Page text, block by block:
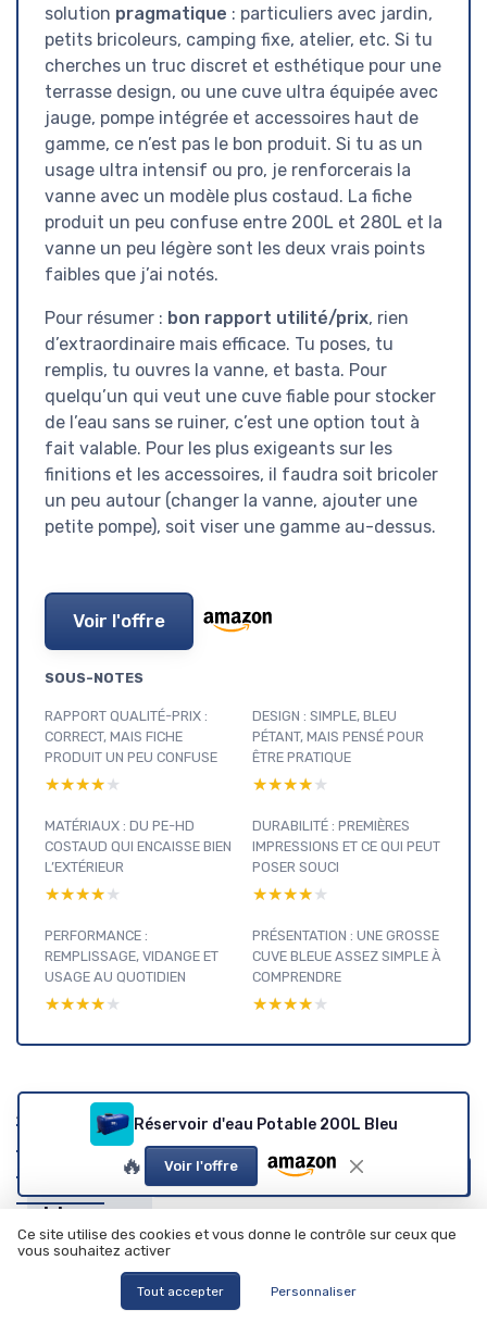
solution pragmatique : particuliers avec jardin,
petits bricoleurs, camping fixe, atelier, etc. Si tu
cherches un truc discret et esthétique pour une
terrasse design, ou une cuve ultra équipée avec
jauge, pompe intégrée et accessoires haut de
gamme, ce n’est pas le bon produit. Si tu as un
usage ultra intensif ou pro, je renforcerais la
vanne avec un modèle plus costaud. La fiche
produit un peu confuse entre 200L et 280L et la
vanne un peu légère sont les deux vrais points
faibles que j’ai notés.
Pour résumer : bon rapport utilité/prix, rien
d’extraordinaire mais efficace. Tu poses, tu
remplis, tu ouvres la vanne, et basta. Pour
quelqu’un qui veut une cuve fiable pour stocker
de l’eau sans se ruiner, c’est une option tout à
fait valable. Pour les plus exigeants sur les
finitions et les accessoires, il faudra soit bricoler
un peu autour (changer la vanne, ajouter une
petite pompe), soit viser une gamme au-dessus.
Voir l'offre
SOUS-NOTES
RAPPORT QUALITÉ-PRIX :
CORRECT, MAIS FICHE
PRODUIT UN PEU CONFUSE
★★★★★
★★★★★
DESIGN : SIMPLE, BLEU
PÉTANT, MAIS PENSÉ POUR
ÊTRE PRATIQUE
★★★★★
★★★★★
MATÉRIAUX : DU PE-HD
COSTAUD QUI ENCAISSE BIEN
L’EXTÉRIEUR
★★★★★
★★★★★
DURABILITÉ : PREMIÈRES
IMPRESSIONS ET CE QUI PEUT
POSER SOUCI
★★★★★
★★★★★
PERFORMANCE :
REMPLISSAGE, VIDANGE ET
USAGE AU QUOTIDIEN
★★★★★
★★★★★
PRÉSENTATION : UNE GROSSE
CUVE BLEUE ASSEZ SIMPLE À
COMPRENDRE
★★★★★
★★★★★
Appareils de
Cuisine : voir
nos autres
tests et
guides
d'achat
Voir tous les tests Appareils de Cuisine →
Réservoir d'eau Potable 200L Bleu
🔥 Voir l'offre
Ce site utilise des cookies et vous donne le contrôle sur ceux que
vous souhaitez activer
Tout accepter Personnaliser